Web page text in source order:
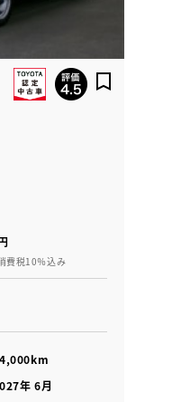
費税10％込み
年 6月